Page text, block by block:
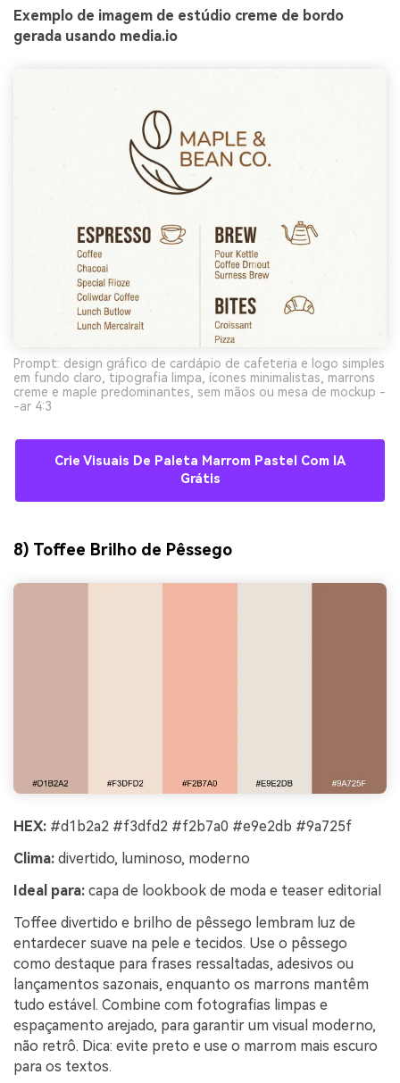
Exemplo de imagem de estúdio creme de bordo
gerada usando media.io
Prompt: design gráfico de cardápio de cafeteria e logo simples
em fundo claro, tipografia limpa, ícones minimalistas, marrons
creme e maple predominantes, sem mãos ou mesa de mockup -
-ar 4:3
Crie Visuais De Paleta Marrom Pastel Com IA
Grátis
8) Toffee Brilho de Pêssego
HEX: #d1b2a2 #f3dfd2 #f2b7a0 #e9e2db #9a725f
Clima: divertido, luminoso, moderno
Ideal para: capa de lookbook de moda e teaser editorial
Toffee divertido e brilho de pêssego lembram luz de
entardecer suave na pele e tecidos. Use o pêssego
como destaque para frases ressaltadas, adesivos ou
lançamentos sazonais, enquanto os marrons mantêm
tudo estável. Combine com fotografias limpas e
espaçamento arejado, para garantir um visual moderno,
não retrô. Dica: evite preto e use o marrom mais escuro
para os textos.